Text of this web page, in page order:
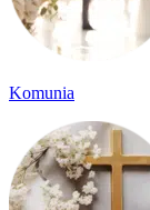
Komunia